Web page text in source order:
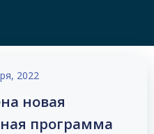
2022
новая
программа